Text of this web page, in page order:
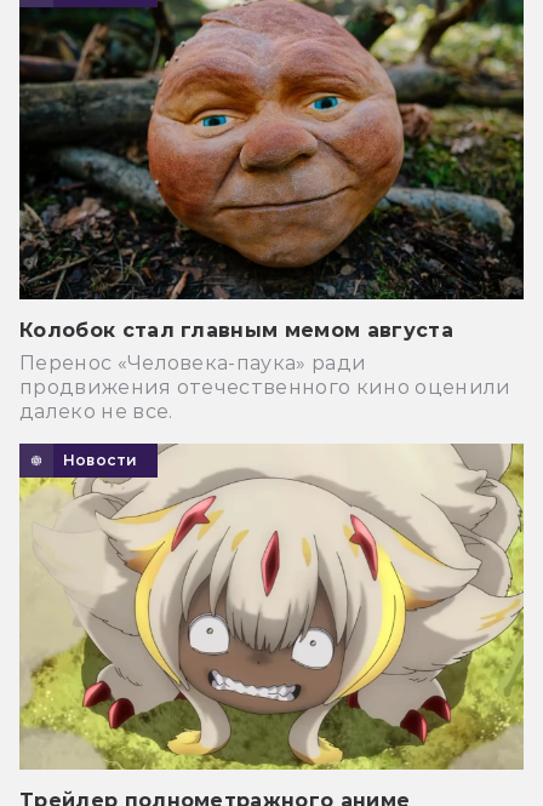
Колобок стал главным мемом августа
Перенос «Человека-паука» ради
продвижения отечественного кино оценили
далеко не все.
Новости
Трейлер полнометражного аниме